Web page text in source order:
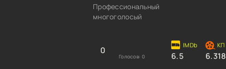
Профессиональный
многоголосый
0
Голосов: 0 6.5 6.318